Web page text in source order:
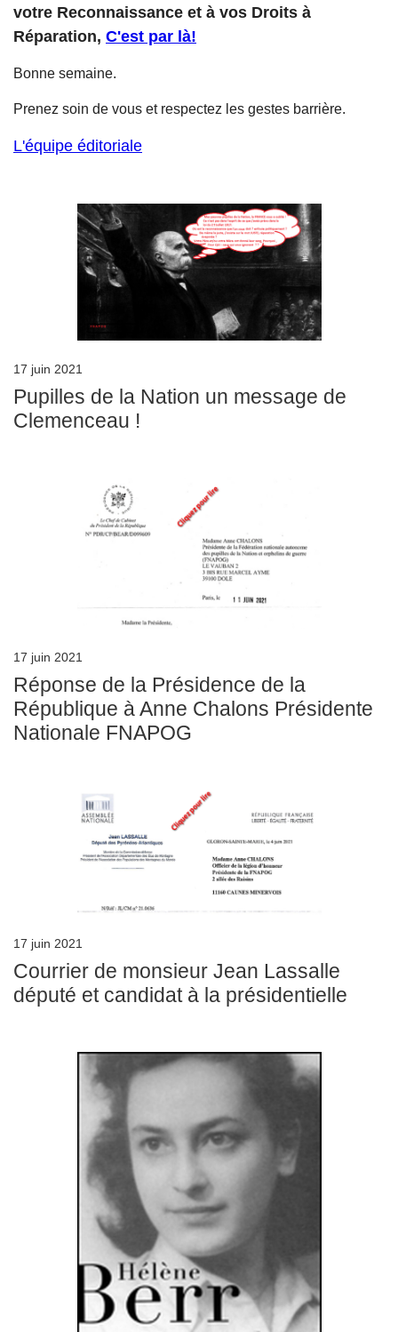
votre Reconnaissance et à vos Droits à
Réparation, C'est par là!
Bonne semaine.
Prenez soin de vous et respectez les gestes barrière.
L'équipe éditoriale
17 juin 2021
Pupilles de la Nation un message de
Clemenceau !
17 juin 2021
Réponse de la Présidence de la
République à Anne Chalons Présidente
Nationale FNAPOG
17 juin 2021
Courrier de monsieur Jean Lassalle
député et candidat à la présidentielle